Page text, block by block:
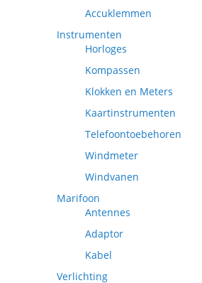
Accuklemmen
Instrumenten
Horloges
Kompassen
Klokken en Meters
Kaartinstrumenten
Telefoontoebehoren
Windmeter
Windvanen
Marifoon
Antennes
Adaptor
Kabel
Verlichting